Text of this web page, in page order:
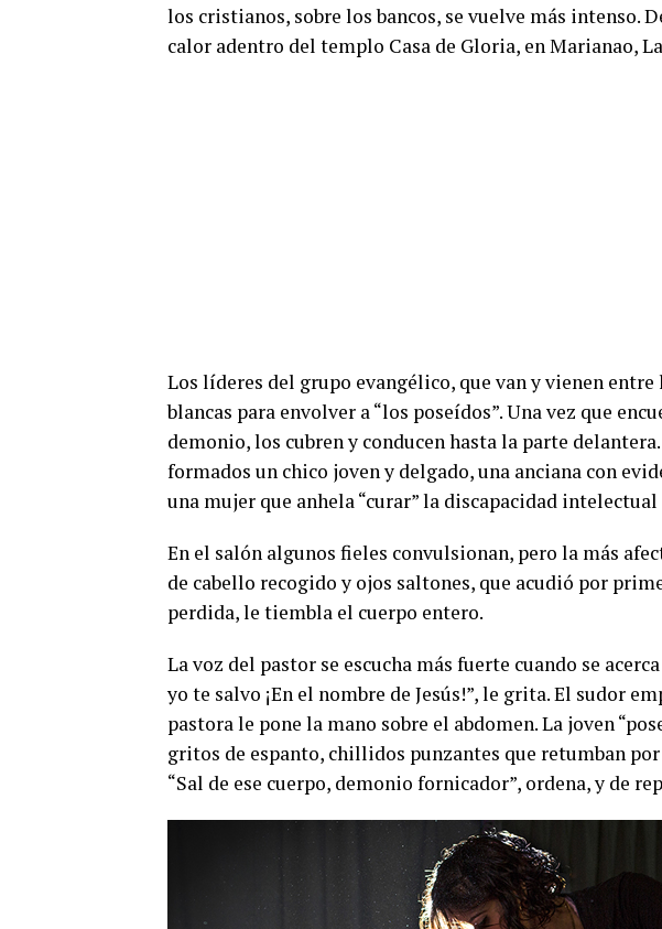
los cristianos, sobre los bancos, se vuelve más intenso.
calor adentro del templo Casa de Gloria, en Marianao,
Los líderes del grupo evangélico, que van y vienen entre
blancas para envolver a “los poseídos”. Una vez que
demonio, los cubren y conducen hasta la parte
formados un chico joven y delgado, una anciana con
una mujer que anhela “curar” la discapacidad intelectual
En el salón algunos fieles convulsionan, pero la más
de cabello recogido y ojos saltones, que acudió por
perdida, le tiembla el cuerpo entero.
La voz del pastor se escucha más fuerte cuando se
yo te salvo ¡En el nombre de Jesús!”, le grita. El sudor
pastora le pone la mano sobre el abdomen. La joven
gritos de espanto, chillidos punzantes que retumban
“Sal de ese cuerpo, demonio fornicador”, ordena, y de